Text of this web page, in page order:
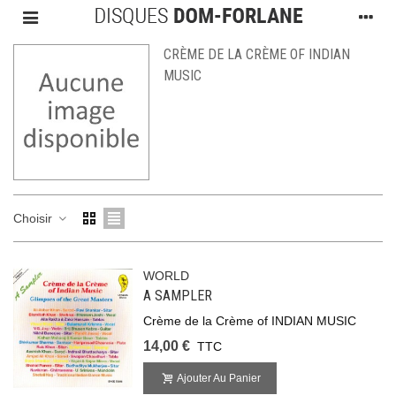
CRÈME DE LA CRÈME OF INDIAN
MUSIC
Choisir
WORLD
A SAMPLER
Crème de la Crème of INDIAN MUSIC
14,00 € TTC
Ajouter Au Panier